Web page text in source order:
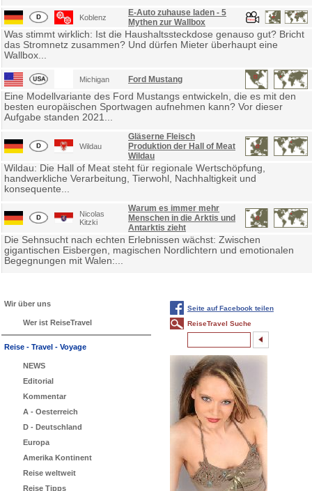
Koblenz
E-Auto zuhause laden - 5
Mythen zur Wallbox
Was stimmt wirklich: Ist die Haushaltssteckdose genauso gut? Bricht
das Stromnetz zusammen? Und dürfen Mieter überhaupt eine
Wallbox...
Michigan Ford Mustang
Eine Modellvariante des Ford Mustangs entwickeln, die es mit den
besten europäischen Sportwagen aufnehmen kann? Vor dieser
Aufgabe standen 2021...
Wildau
Gläserne Fleisch
Produktion der Hall of Meat
Wildau
Wildau: Die Hall of Meat steht für regionale Wertschöpfung,
handwerkliche Verarbeitung, Tierwohl, Nachhaltigkeit und
konsequente...
Nicolas
Kitzki
Warum es immer mehr
Menschen in die Arktis und
Antarktis zieht
Die Sehnsucht nach echten Erlebnissen wächst: Zwischen
gigantischen Eisbergen, magischen Nordlichtern und emotionalen
Begegnungen mit Walen:...
Wir über uns
Wer ist ReiseTravel
Reise - Travel - Voyage
NEWS
Editorial
Kommentar
A - Oesterreich
D - Deutschland
Europa
Amerika Kontinent
Reise weltweit
Reise Tipps
Seite auf Facebook teilen
ReiseTravel Suche